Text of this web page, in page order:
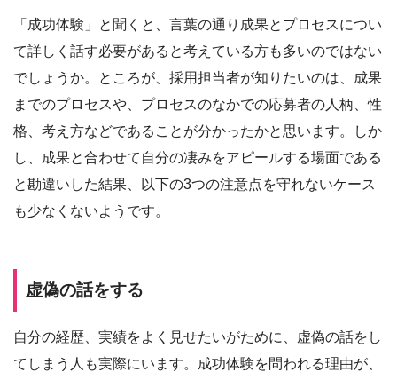
「成功体験」と聞くと、言葉の通り成果とプロセスについ
て詳しく話す必要があると考えている方も多いのではない
でしょうか。ところが、採用担当者が知りたいのは、成果
までのプロセスや、プロセスのなかでの応募者の人柄、性
格、考え方などであることが分かったかと思います。しか
し、成果と合わせて自分の凄みをアピールする場面である
と勘違いした結果、以下の3つの注意点を守れないケース
も少なくないようです。
虚偽の話をする
自分の経歴、実績をよく見せたいがために、虚偽の話をし
てしまう人も実際にいます。成功体験を問われる理由が、